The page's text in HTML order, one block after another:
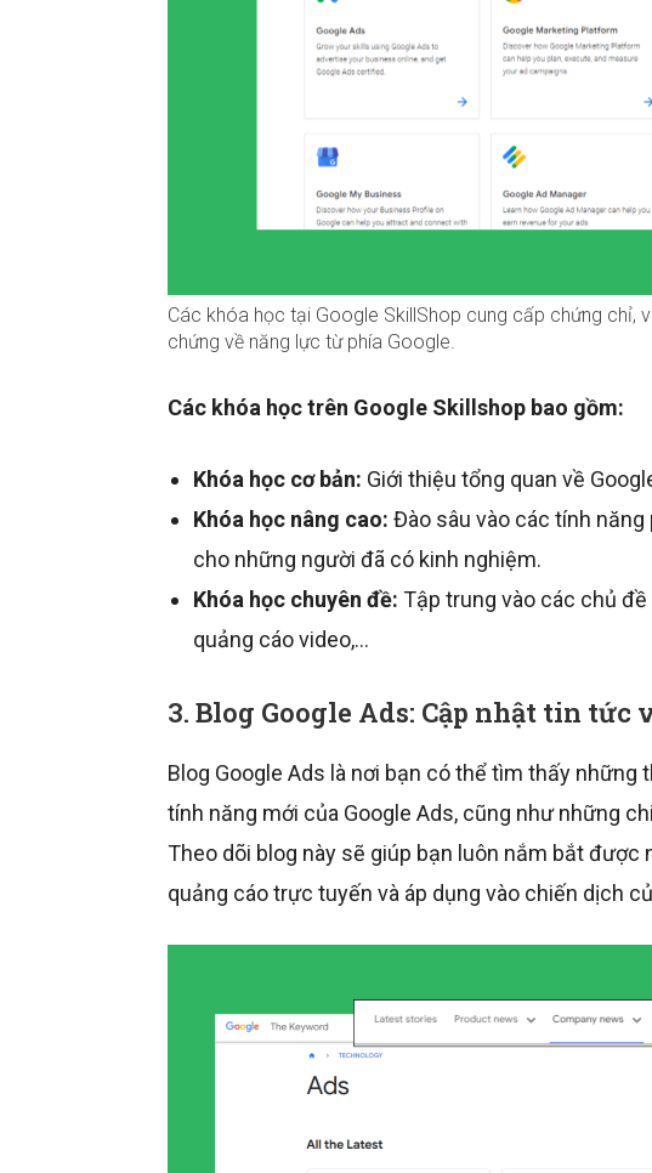
Các khóa học tại Google SkillShop cung cấp chứng chỉ,
chứng về năng lực từ phía Google.
Các khóa học trên Google Skillshop bao gồm:
Khóa học cơ bản: Giới thiệu tổng quan về
Khóa học nâng cao: Đào sâu vào các tính năng
cho những người đã có kinh nghiệm.
Khóa học chuyên đề: Tập trung vào các chủ
quảng cáo video,…
3. Blog Google Ads: Cập nhật tin
Blog Google Ads là nơi bạn có thể tìm thấy
tính năng mới của Google Ads, cũng như những
Theo dõi blog này sẽ giúp bạn luôn nắm bắt
quảng cáo trực tuyến và áp dụng vào chiến dịch